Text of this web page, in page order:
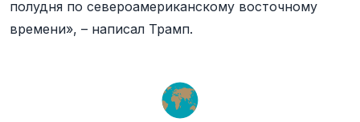
полудня по североамериканскому восточному
времени», – написал Трамп.